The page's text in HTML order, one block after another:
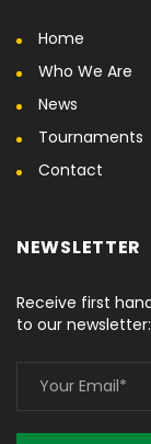
Home
Who We Are
News
Tournaments
Contact
NEWSLETTER
Receive first
to our newsletter: